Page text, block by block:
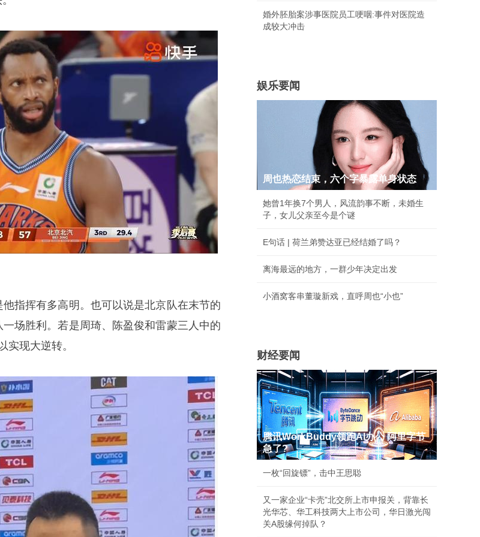
指挥有多高明。也可以说是北京队在末节的
场胜利。若是周琦、陈盈俊和雷蒙三人中的
实现大逆转。
婚外胚胎案涉事医院员工哽咽:事件对医院造
成较大冲击
娱乐要闻
周也热恋结束，六个字暴露单身状态
她曾1年换7个男人，风流韵事不断，未婚生
子，女儿父亲至今是个谜
E句话 | 荷兰弟赞达亚已经结婚了吗？
离海最远的地方，一群少年决定出发
小酒窝客串董璇新戏，直呼周也“小也”
财经要闻
腾讯WorkBuddy领跑AI办公 阿里字节
急了?
一枚“回旋镖”，击中王思聪
又一家企业“卡壳”北交所上市申报关，背靠长
光华芯、华工科技两大上市公司，华日激光闯
关A股缘何掉队？